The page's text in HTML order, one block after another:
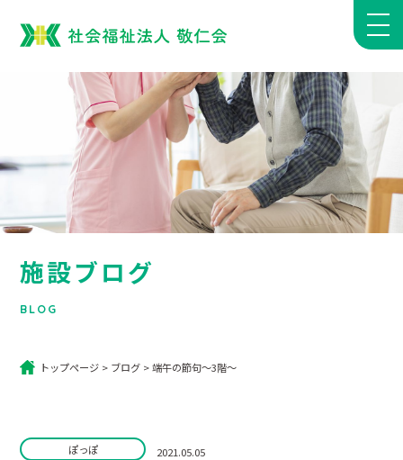
施設ブログ
BLOG
トップページ > ブログ >端午の節句～3階～
ぽっぽ 2021.05.05